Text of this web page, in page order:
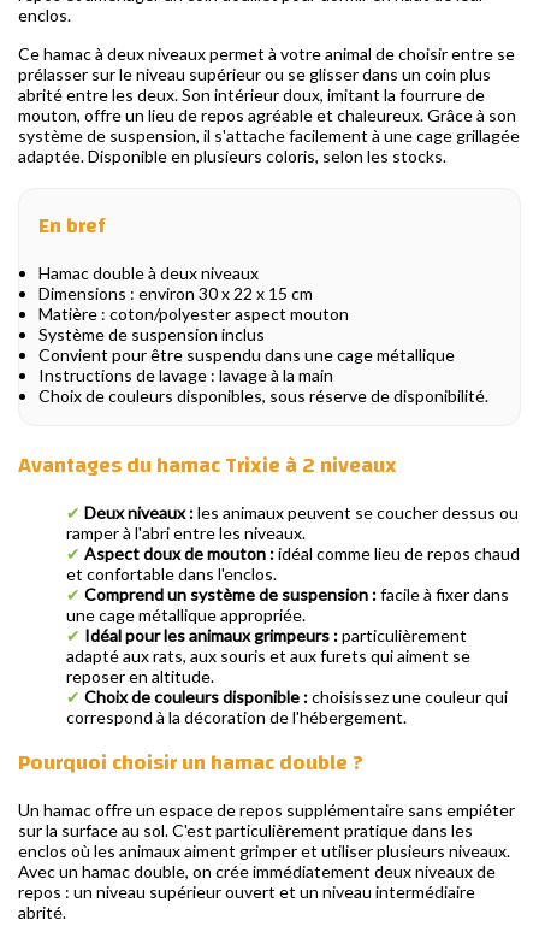
enclos.
Ce hamac à deux niveaux permet à votre animal de choisir entre se
prélasser sur le niveau supérieur ou se glisser dans un coin plus
abrité entre les deux. Son intérieur doux, imitant la fourrure de
mouton, offre un lieu de repos agréable et chaleureux. Grâce à son
système de suspension, il s'attache facilement à une cage grillagée
adaptée. Disponible en plusieurs coloris, selon les stocks.
En bref
Hamac double à deux niveaux
Dimensions : environ 30 x 22 x 15 cm
Matière : coton/polyester aspect mouton
Système de suspension inclus
Convient pour être suspendu dans une cage métallique
Instructions de lavage : lavage à la main
Choix de couleurs disponibles, sous réserve de disponibilité.
Avantages du hamac Trixie à 2 niveaux
✔ Deux niveaux :les animaux peuvent se coucher dessus ou
ramper à l'abri entre les niveaux.
✔ Aspect doux de mouton :idéal comme lieu de repos chaud
et confortable dans l'enclos.
✔ Comprend un système de suspension :facile à fixer dans
une cage métallique appropriée.
✔ Idéal pour les animaux grimpeurs :particulièrement
adapté aux rats, aux souris et aux furets qui aiment se
reposer en altitude.
✔ Choix de couleurs disponible :choisissez une couleur qui
correspond à la décoration de l'hébergement.
Pourquoi choisir un hamac double ?
Un hamac offre un espace de repos supplémentaire sans empiéter
sur la surface au sol. C'est particulièrement pratique dans les
enclos où les animaux aiment grimper et utiliser plusieurs niveaux.
Avec un hamac double, on crée immédiatement deux niveaux de
repos : un niveau supérieur ouvert et un niveau intermédiaire
abrité.